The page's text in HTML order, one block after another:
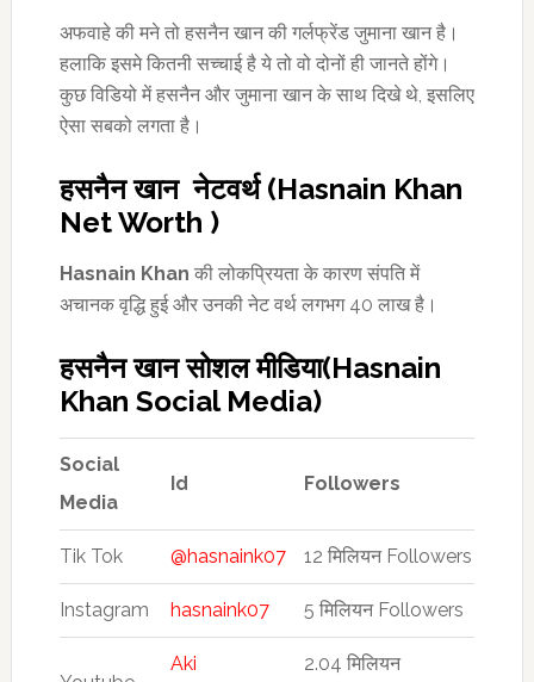
अफवाहे की मने तो हसनैन खान की गर्लफ्रेंड जुमाना खान है।
हलाकि इसमे कितनी सच्चाई है ये तो वो दोनों ही जानते होंगे।
कुछ विडियो में हसनैन और जुमाना खान के साथ दिखे थे, इसलिए
ऐसा सबको लगता है।
हसनैन खान नेटवर्थ (Hasnain Khan
Net Worth )
Hasnain Khan की लोकप्रियता के कारण संपति में
अचानक वृद्धि हुई और उनकी नेट वर्थ लगभग 40 लाख है।
हसनैन खान सोशल मीडिया(Hasnain
Khan Social Media)
Social
Media
Id Followers
Tik Tok @hasnaink07 12 मिलियन Followers
Instagram hasnaink07 5 मिलियन Followers
Aki 2.04 मिलियन